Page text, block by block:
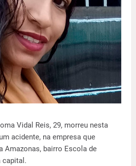
Vidal Reis, 29, morreu nesta
acidente, na empresa que
Amazonas, bairro Escola de
capital.